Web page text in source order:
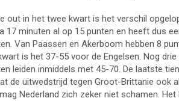
in het twee kwart is het verschil
minuten al op 15 punten en heeft dus
Van Paassen en Akerboom hebben 8
is het 37-55 voor de Engelsen. Nog
leiden inmiddels met 45-70. De laatste
uitwedstrijd tegen Groot-Brittanie ook
Nederland zich zeker niet schamen.